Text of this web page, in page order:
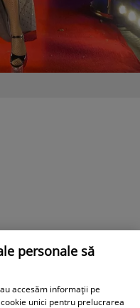
personale să
accesăm informații pe
unici pentru prelucrarea